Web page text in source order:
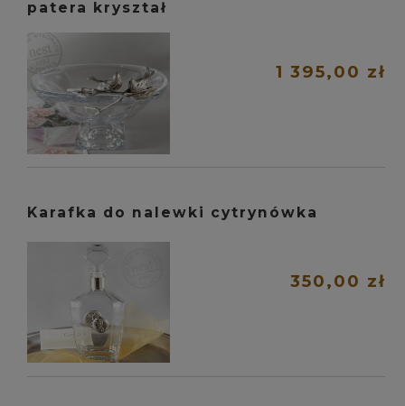
patera kryształ
1 395,00 zł
Karafka do nalewki cytrynówka
350,00 zł